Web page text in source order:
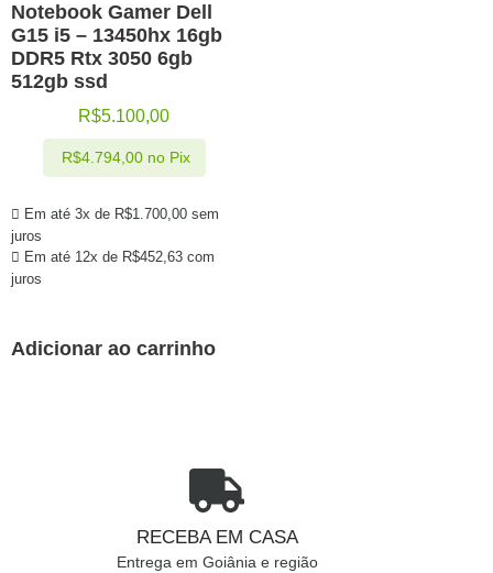
Notebook Gamer Dell
G15 i5 – 13450hx 16gb
DDR5 Rtx 3050 6gb
512gb ssd
R$5.100,00
Em até 3x de R$1.700,00 sem
juros
Em até 12x de R$452,63 com
juros
R$4.794,00 no Pix
Adicionar ao carrinho
RECEBA EM CASA
Entrega em Goiânia e região